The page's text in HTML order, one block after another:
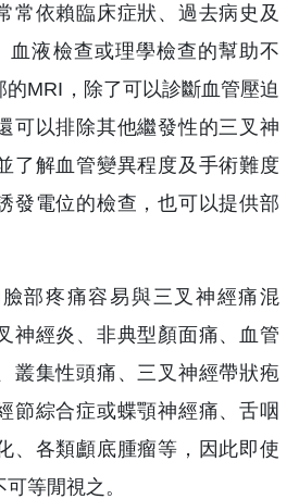
常依賴臨床症狀、過去病史及
血液檢查或理學檢查的幫助不
MRI，除了可以診斷血管壓迫
可以排除其他繼發性的三叉神
了解血管變異程度及手術難度
發電位的檢查，也可以提供部
部疼痛容易與三叉神經痛混
神經炎、非典型顏面痛、血管
叢集性頭痛、三叉神經帶狀疱
節綜合症或蝶顎神經痛、舌咽
、各類顱底腫瘤等，因此即使
等閒視之。